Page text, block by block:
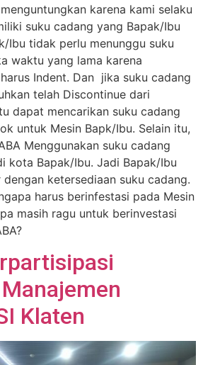
karena kami selaku
suku cadang yang Bapak/Ibu
Ibu tidak perlu menunggu suku
waktu yang lama karena
Indent. Dan jika suku cadang
telah Discontinue dari
dapat mencarikan suku cadang
untuk Mesin Bapk/Ibu. Selain itu,
Menggunakan suku cadang
kota Bapak/Ibu. Jadi Bapak/Ibu
ketersediaan suku cadang.
harus berinfestasi pada Mesin
masih ragu untuk berinvestasi
Klaten